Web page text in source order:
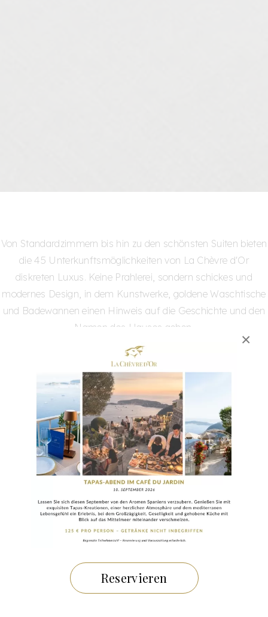
Reservieren
×
Von Standardzimmern bis hin zu den schönsten Suiten bieten
die 45 Unterkunftsmöglichkeiten von La Chèvre d'Or
diskreten Luxus. Keine Prahlerei, sondern schickes und
modernes Design, in dem Kunstwerke, goldene Waschtische
und Badewannen einen Hinweis auf die Geschichte und den
Namen des Hauses geben.
UNSERE EINZIGARTIGEN SUITEN
ParadiesischeRückzugsorte
PANORAMASUITE